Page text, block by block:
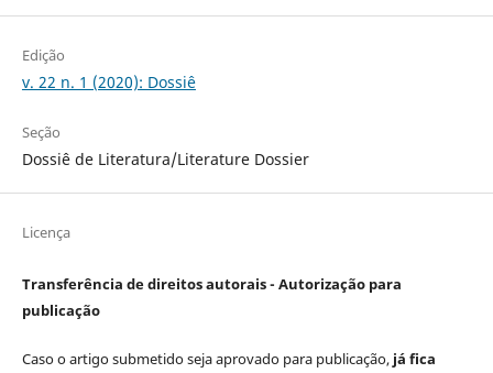
Edição
v. 22 n. 1 (2020): Dossiê
Seção
Dossiê de Literatura/Literature Dossier
Licença
Transferência de direitos autorais - Autorização para
publicação
Caso o artigo submetido seja aprovado para publicação, já fica